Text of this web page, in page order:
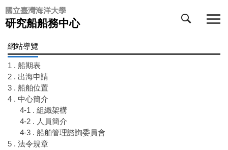
跳
到
主
要
內
容
區
國立臺灣海洋大學
研究船船務中心
網站導覽
1 . 船期表
2 . 出海申請
3 . 船舶位置
4 . 中心簡介
4-1 . 組織架構
4-2 . 人員簡介
4-3 . 船舶管理諮詢委員會
5 . 法令規章